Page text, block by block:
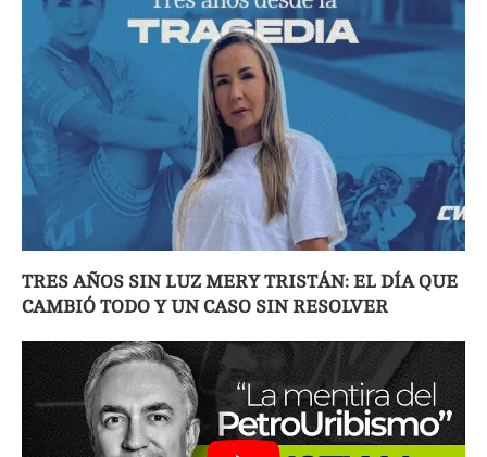
TRES AÑOS SIN LUZ MERY TRISTÁN: EL DÍA QUE
CAMBIÓ TODO Y UN CASO SIN RESOLVER